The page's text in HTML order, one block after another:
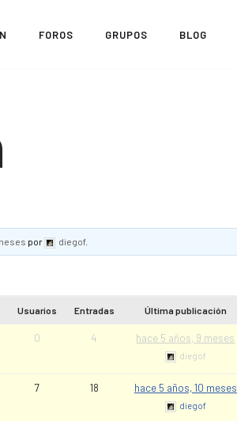
FOROS GRUPOS BLOG
por diegof.
Usuarios Entradas Última publicación
0 4 hace 5 años, 9 meses
diegof
7 18 hace 5 años, 10 meses
diegof